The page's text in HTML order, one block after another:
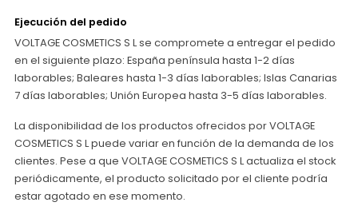
Ejecución del pedido
VOLTAGE COSMETICS S L se compromete a entregar el pedido
en el siguiente plazo: España península hasta 1-2 días
laborables; Baleares hasta 1-3 días laborables; Islas Canarias
7 días laborables; Unión Europea hasta 3-5 días laborables.
La disponibilidad de los productos ofrecidos por VOLTAGE
COSMETICS S L puede variar en función de la demanda de los
clientes. Pese a que VOLTAGE COSMETICS S L actualiza el stock
periódicamente, el producto solicitado por el cliente podría
estar agotado en ese momento.